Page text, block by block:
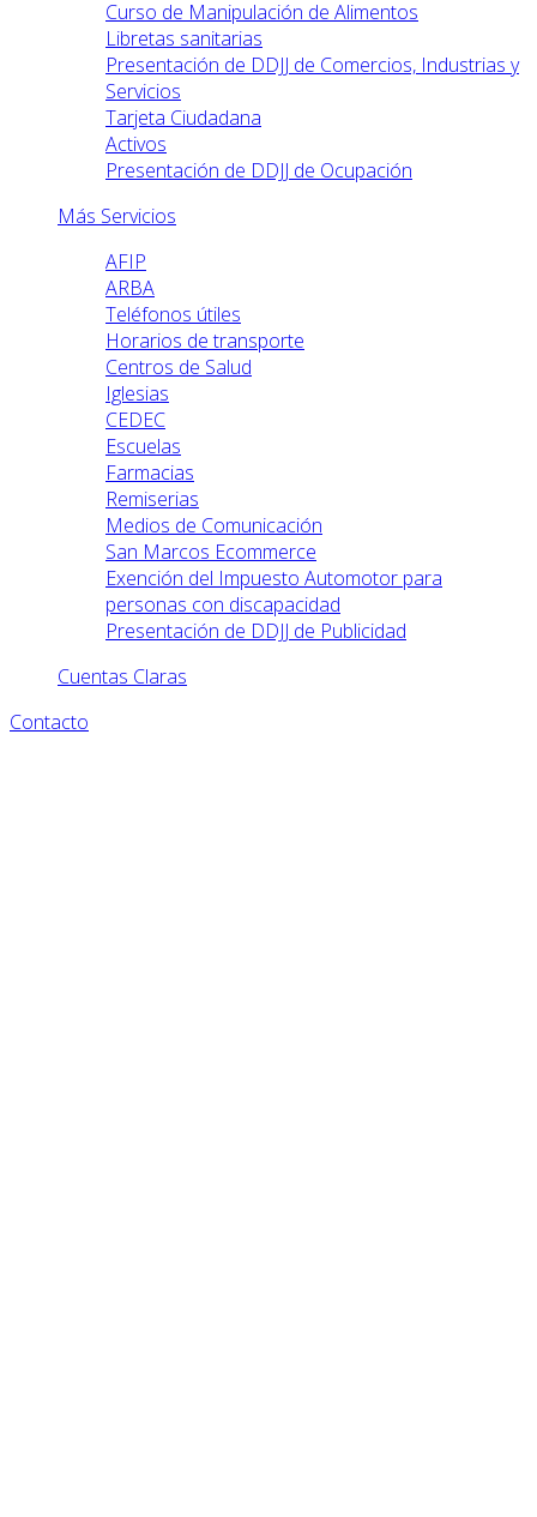
Curso de Manipulación de Alimentos
Libretas sanitarias
Presentación de DDJJ de Comercios, Industrias y
Servicios
Tarjeta Ciudadana
Activos
Presentación de DDJJ de Ocupación
Más Servicios
AFIP
ARBA
Teléfonos útiles
Horarios de transporte
Centros de Salud
Iglesias
CEDEC
Escuelas
Farmacias
Remiserias
Medios de Comunicación
San Marcos Ecommerce
Exención del Impuesto Automotor para
personas con discapacidad
Presentación de DDJJ de Publicidad
Cuentas Claras
Contacto